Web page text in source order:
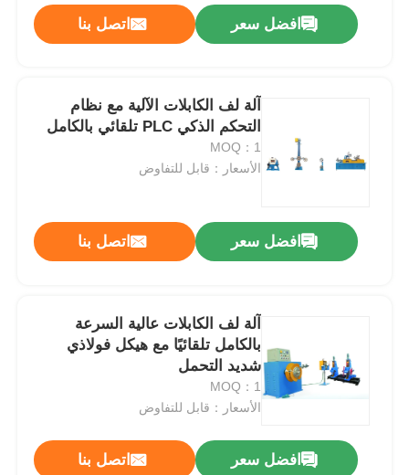
المنتجات
جولة في المعمل
افضل سعر اتصل بنا
آلة لف الكابلات الآلية مع نظام
التحكم الذكي PLC تلقائي بالكامل
MOQ：1
الأسعار：قابل للتفاوض
افضل سعر اتصل بنا
آلة لف الكابلات عالية السرعة
بالكامل تلقائيًا مع هيكل فولاذي
شديد التحمل
MOQ：1
الأسعار：قابل للتفاوض
افضل سعر اتصل بنا